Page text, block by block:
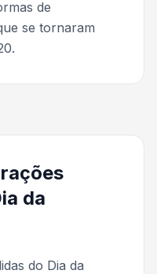
de
se tornaram
da
do Dia da